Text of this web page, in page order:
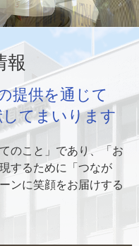
報
提供を通じて
てまいります
のこと」であり、「お
するために「つなが
ンに笑顔をお届けする